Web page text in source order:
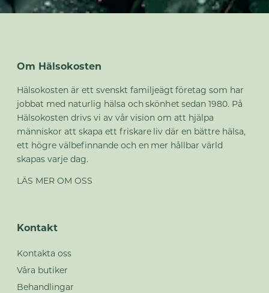
Om Hälsokosten
Hälsokosten är ett svenskt familjeägt företag som har
jobbat med naturlig hälsa och skönhet sedan 1980. På
Hälsokosten drivs vi av vår vision om att hjälpa
människor att skapa ett friskare liv där en bättre hälsa,
ett högre välbefinnande och en mer hållbar värld
skapas varje dag.
LÄS MER OM OSS
Kontakt
Kontakta oss
Våra butiker
Behandlingar